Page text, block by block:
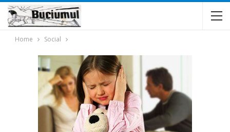
Home Social